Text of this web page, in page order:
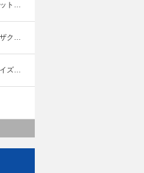
- ローマB級グルメ：コルネットで朝食を 編
- ローマB級グルメ：衣ザクザク 揚げたてスップリ編
- ローマB級グルメ：一口サイズの幸福ミニヨン編